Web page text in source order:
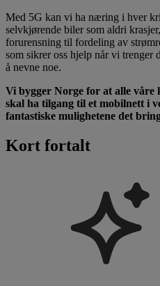
Med 5G kan vi ha næring i hver
selvkjørende biler som aldri
forurensning til fordeling av
som sikrer oss hjelp når vi
å nevne noe.
Vi bygger Norge for at alle våre
skal ha tilgang til et mobilnett i
fantastiske mulighetene det
Kort fortalt